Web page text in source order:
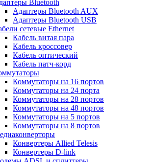
Bluetooth
Адаптеры Bluetooth AUX
Адаптеры Bluetooth USB
сетевые Ethernet
Кабель витая пара
Кабель кроссовер
Кабель оптический
Кабель патч-корд
Коммутаторы на 16 портов
Коммутаторы на 24 порта
Коммутаторы на 28 портов
Коммутаторы на 48 портов
Коммутаторы на 5 портов
Коммутаторы на 8 портов
Конвертеры Allied Telesis
Конвертеры D-link